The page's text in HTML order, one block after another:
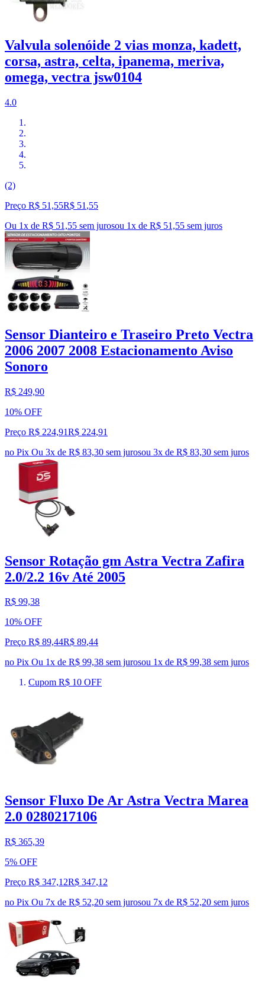
Valvula solenóide 2 vias monza, kadett,
corsa, astra, celta, ipanema, meriva,
omega, vectra jsw0104
4.0
(2)
Preço R$ 51,55R$ 51 ,55
Ou 1x de R$ 51,55 sem jurosou 1x de R$ 51,55 sem juros
Sensor Dianteiro e Traseiro Preto Vectra
2006 2007 2008 Estacionamento Aviso
Sonoro
R$ 249,90
10% OFF
Preço R$ 224,91R$ 224,91
no Pix Ou 3x de R$ 83,30 sem jurosou 3x de R$ 83,30 sem juros
Sensor Rotação gm Astra Vectra Zafira
2.0/2.2 16v Até 2005
R$ 99,38
10% OFF
Preço R$ 89,44R$ 89,44
no Pix Ou 1x de R$ 99,38 sem jurosou 1x de R$ 99,38 sem juros
Cupom R$ 10 OFF
Sensor Fluxo De Ar Astra Vectra Marea
2.0 0280217106
R$ 365,39
5% OFF
Preço R$ 347,12R$ 347,12
no Pix Ou 7x de R$ 52,20 sem jurosou 7x de R$ 52,20 sem juros